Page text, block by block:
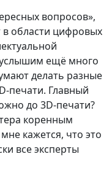
вопросов»,
области цифровых
ещё много
делать разные
печати. Главный
до 3D-печати?
коренным
кажется, что это
все эксперты